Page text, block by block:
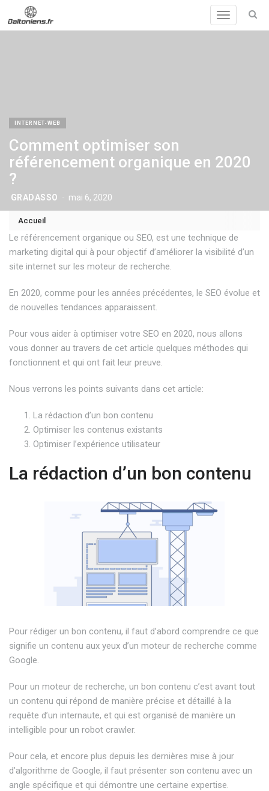
Toggle
navigation
INTERNET-WEB
Comment optimiser son
référencement organique en 2020
?
GRADASSO mai 6, 2020
Accueil
Le référencement organique ou SEO, est une technique de
marketing digital qui à pour objectif d’améliorer la visibilité d’un
site internet sur les moteur de recherche.
En 2020, comme pour les années précédentes, le SEO évolue et
de nouvelles tendances apparaissent.
Pour vous aider à optimiser votre SEO en 2020, nous allons
vous donner au travers de cet article quelques méthodes qui
fonctionnent et qui ont fait leur preuve.
Nous verrons les points suivants dans cet article:
La rédaction d’un bon contenu
Optimiser les contenus existants
Optimiser l’expérience utilisateur
La rédaction d’un bon contenu
Pour rédiger un bon contenu, il faut d’abord comprendre ce que
signifie un contenu aux yeux d’un moteur de recherche comme
Google.
Pour un moteur de recherche, un bon contenu c’est avant tout
un contenu qui répond de manière précise et détaillé à la
requête d’un internaute, et qui est organisé de manière un
intelligible pour un robot crawler.
Pour cela, et encore plus depuis les dernières mise à jour
d’algorithme de Google, il faut présenter son contenu avec un
angle spécifique et qui démontre une certaine expertise.